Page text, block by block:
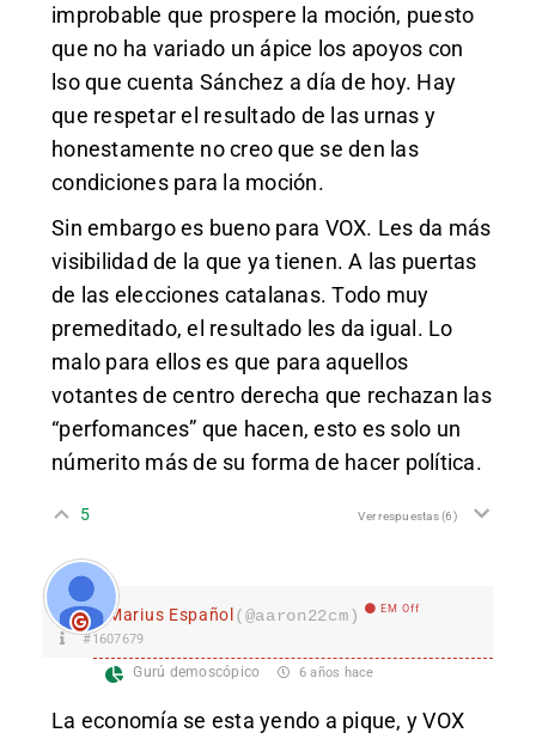
improbable que prospere la moción, puesto
que no ha variado un ápice los apoyos con
lso que cuenta Sánchez a día de hoy. Hay
que respetar el resultado de las urnas y
honestamente no creo que se den las
condiciones para la moción.
Sin embargo es bueno para VOX. Les da más
visibilidad de la que ya tienen. A las puertas
de las elecciones catalanas. Todo muy
premeditado, el resultado les da igual. Lo
malo para ellos es que para aquellos
votantes de centro derecha que rechazan las
“perfomances” que hacen, esto es solo un
númerito más de su forma de hacer política.
5 Ver respuestas(6)
Marius Español(@aaron22cm) EM Off
#1607679
Gurú demoscópico 6 años hace
La economía se esta yendo a pique, y VOX